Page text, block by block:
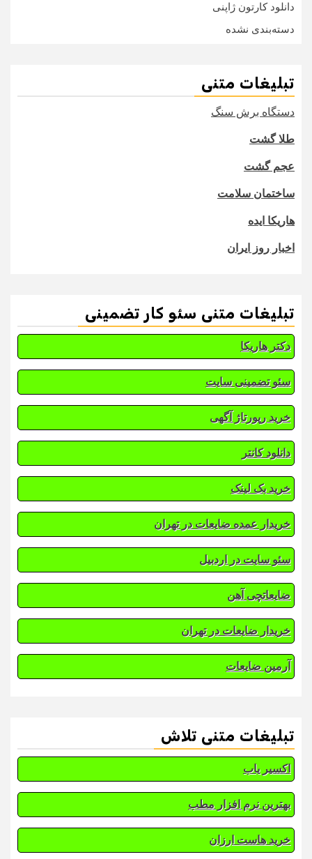
دانلود کارتون ژاپنی
دسته‌بندی نشده
تبلیغات متنی
دستگاه برش سنگ
طلا گشت
عجم گشت
ساختمان سلامت
هاریکا ایده
اخبار روز ایران
تبلیغات متنی سئو کار تضمینی
دکتر هاریکا
سئو تضمینی سایت
خرید رپورتاژ آگهی
دانلود کانتر
خرید بک لینک
خریدار عمده ضایعات در تهران
سئو سایت در اردبیل
ضایعاتچی آهن
خریدار ضایعات در تهران
آرمین ضایعات
تبلیغات متنی تلاش
اکسیر یاب
بهترین نرم افزار مطب
خرید هاست ارزان